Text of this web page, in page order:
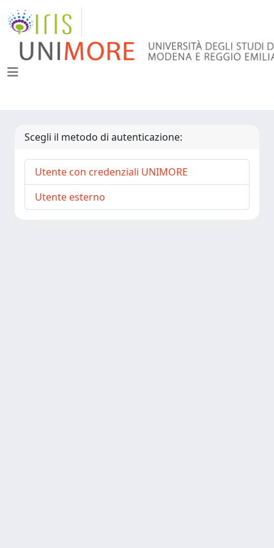
Scegli il metodo di autenticazione:
Utente con credenziali UNIMORE
Utente esterno